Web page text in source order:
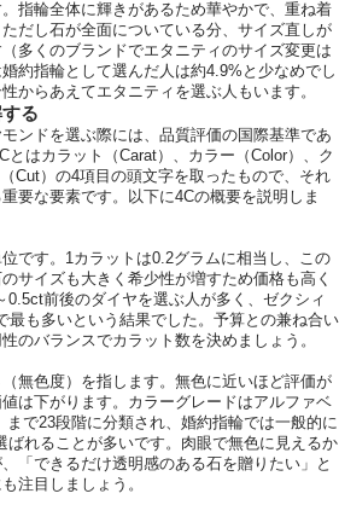
指輪全体に輝きがあるため華やかで、重ね着
だし石が全面についている分、サイズ直しが
多くのブランドでエタニティのサイズ変更は
約指輪として選んだ人は約4.9%と少なめでし
からあえてエタニティを選ぶ人もいます。
る
ンドを選ぶ際には、品質評価の国際基準であ
とはカラット（Carat）、カラー（Color）、ク
Cut）の4項目の頭文字を取ったもので、それ
要な要素です。以下に4Cの概要を説明しま
です。1カラットは0.2グラムに相当し、この
サイズも大きく希少性が増すため価格も高く
0.5ct前後のダイヤを選ぶ人が多く、ゼクシィ
最も多いという結果でした。予算との兼ね合い
のバランスでカラット数を決めましょう。
無色度）を指します。無色に近いほど評価が
は下がります。カラーグレードはアルファベ
まで23段階に分類され、婚約指輪では一般的に
ばれることが多いです。肉眼で無色に見えるか
「できるだけ透明感のある石を贈りたい」と
注目しましょう。